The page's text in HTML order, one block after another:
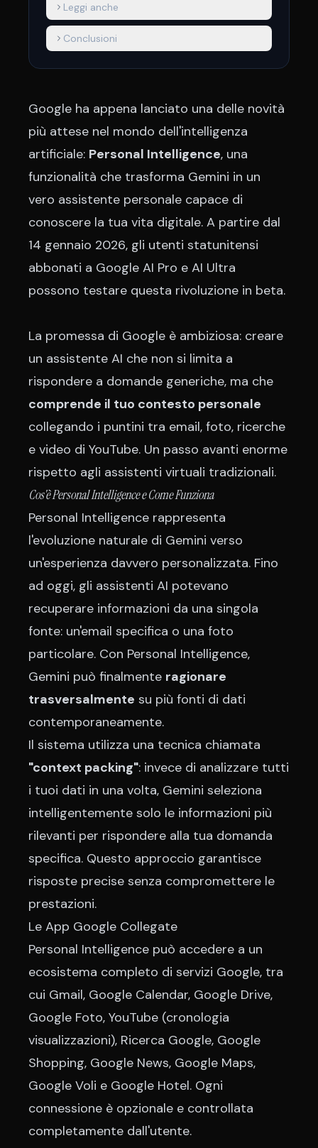
Leggi anche
Conclusioni
Google ha appena lanciato una delle novità
più attese nel mondo dell'intelligenza
artificiale: Personal Intelligence, una
funzionalità che trasforma Gemini in un
vero assistente personale capace di
conoscere la tua vita digitale. A partire dal
14 gennaio 2026, gli utenti statunitensi
abbonati a Google AI Pro e AI Ultra
possono testare questa rivoluzione in beta.
La promessa di Google è ambiziosa: creare
un assistente AI che non si limita a
rispondere a domande generiche, ma che
comprende il tuo contesto personale
collegando i puntini tra email, foto, ricerche
e video di YouTube. Un passo avanti enorme
rispetto agli assistenti virtuali tradizionali.
Cos'è Personal Intelligence e Come Funziona
Personal Intelligence rappresenta
l'evoluzione naturale di Gemini verso
un'esperienza davvero personalizzata. Fino
ad oggi, gli assistenti AI potevano
recuperare informazioni da una singola
fonte: un'email specifica o una foto
particolare. Con Personal Intelligence,
Gemini può finalmente ragionare
trasversalmente su più fonti di dati
contemporaneamente.
Il sistema utilizza una tecnica chiamata
"context packing": invece di analizzare tutti
i tuoi dati in una volta, Gemini seleziona
intelligentemente solo le informazioni più
rilevanti per rispondere alla tua domanda
specifica. Questo approccio garantisce
risposte precise senza compromettere le
prestazioni.
Le App Google Collegate
Personal Intelligence può accedere a un
ecosistema completo di servizi Google, tra
cui Gmail, Google Calendar, Google Drive,
Google Foto, YouTube (cronologia
visualizzazioni), Ricerca Google, Google
Shopping, Google News, Google Maps,
Google Voli e Google Hotel. Ogni
connessione è opzionale e controllata
completamente dall'utente.